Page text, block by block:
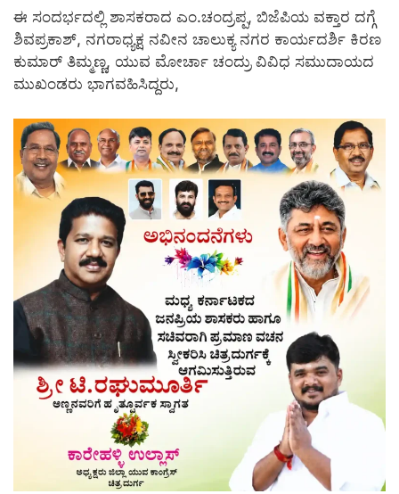
ಈ ಸಂದರ್ಭದಲ್ಲಿ ಶಾಸಕರಾದ ಎಂ.ಚಂದ್ರಪ್ಪ, ಬಿಜೆಪಿಯ ವಕ್ತಾರ ದಗ್ಗೆ
ಶಿವಪ್ರಕಾಶ್, ನಗರಾಧ್ಯಕ್ಷ ನವೀನ ಚಾಲುಕ್ಯ ನಗರ ಕಾರ್ಯದರ್ಶಿ ಕಿರಣ
ಕುಮಾರ್ ತಿಮ್ಮಣ್ಣ, ಯುವ ಮೋರ್ಚಾ ಚಂದ್ರು ವಿವಿಧ ಸಮುದಾಯದ
ಮುಖಂಡರು ಭಾಗವಹಿಸಿದ್ದರು,